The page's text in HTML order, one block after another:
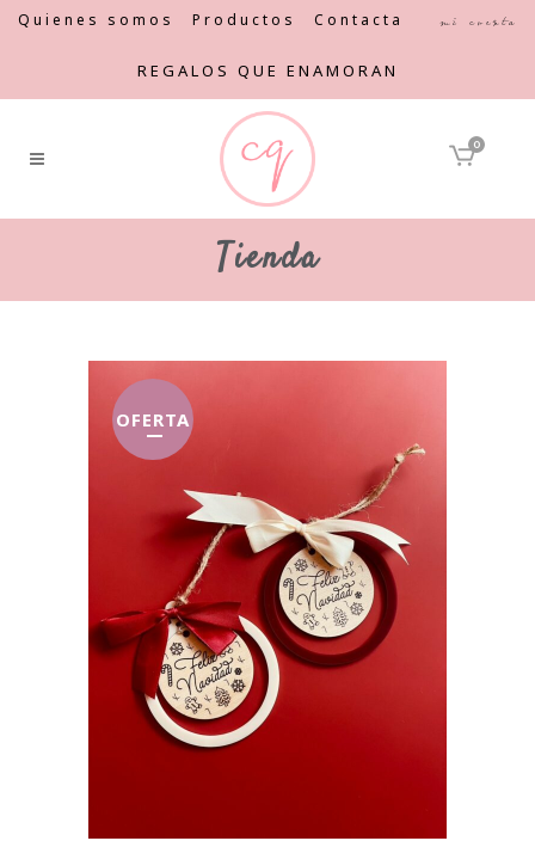
Quienes somos Productos Contacta Mi cuenta
REGALOS QUE ENAMORAN
0
Tienda
OFERTA